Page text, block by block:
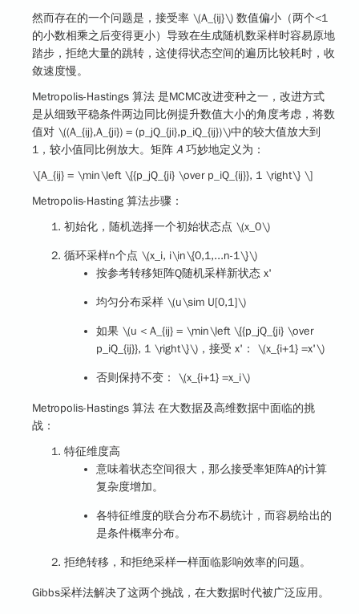
然而存在的一个问题是，接受率 \(A_{ij}\) 数值偏小（两个<1
的小数相乘之后变得更小）导致在生成随机数采样时容易原地
踏步，拒绝大量的跳转，这使得状态空间的遍历比较耗时，收
敛速度慢。
Metropolis-Hastings 算法 是MCMC改进变种之一，改进方式
是从细致平稳条件两边同比例提升数值大小的角度考虑，将数
值对 \((A_{ij},A_{ji}) = (p_jQ_{ji},p_iQ_{ij})\)中的较大值放大到
1，较小值同比例放大。矩阵 A 巧妙地定义为：
\[A_{ij} = \min\left \{{p_jQ_{ji} \over p_iQ_{ij}}, 1 \right\} \]
Metropolis-Hasting 算法步骤：
初始化，随机选择一个初始状态点 \(x_0\)
循环采样n个点 \(x_i, i\in\{0,1,...n-1\}\)
按参考转移矩阵Q随机采样新状态 x'
均匀分布采样 \(u\sim U[0,1]\)
如果 \(u < A_{ij} = \min\left \{{p_jQ_{ji} \over
p_iQ_{ij}}, 1 \right\}\) ，接受 x'： \(x_{i+1} =x'\)
否则保持不变： \(x_{i+1} =x_i\)
Metropolis-Hastings 算法 在大数据及高维数据中面临的挑
战：
特征维度高
意味着状态空间很大，那么接受率矩阵A的计算
复杂度增加。
各特征维度的联合分布不易统计，而容易给出的
是条件概率分布。
拒绝转移，和拒绝采样一样面临影响效率的问题。
Gibbs采样法解决了这两个挑战，在大数据时代被广泛应用。